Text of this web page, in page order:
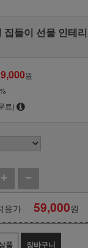
들이 선물 인테리
원
료)
용가 59,000원
품 장바구니